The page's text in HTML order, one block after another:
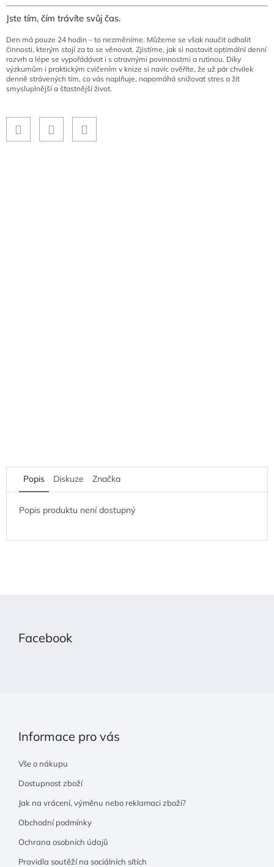
Jste tím, čím trávíte svůj čas.
Den má pouze 24 hodin – to nezměníme. Můžeme se však naučit odhalit
činnosti, kterým stojí za to se věnovat. Zjistíme, jak si nastavit optimální denní
rozvrh a lépe se vypořádávat i s otravnými povinnostmi a rutinou. Díky
výzkumům i praktickým cvičením v knize si navíc ověříte, že už pár chvilek
denně strávených tím, co vás naplňuje, napomáhá snižovat stres a žít
smysluplnější a šťastnější život.
Popis Diskuze Značka
Popis produktu není dostupný
Facebook
Informace pro vás
Vše o nákupu
Dostupnost zboží
Jak na vrácení, výměnu nebo reklamaci zboží?
Obchodní podmínky
Ochrana osobních údajů
Pravidla soutěží na sociálních sítích